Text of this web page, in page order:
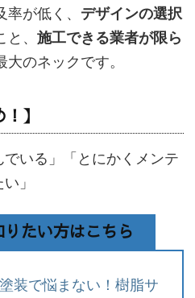
が低く、 デザインの選択
と、 施工できる業者が限ら
大のネックです。
】
でいる」「とにかくメンテ
」
たい方はこちら
装で悩まない！樹脂サ